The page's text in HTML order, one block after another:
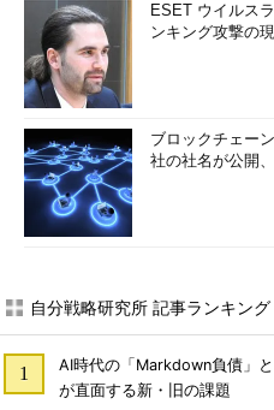
ESET ウイルス
ンキング攻撃の
ブロックチェー
社の社名が公開
自分戦略研究所 記事ランキング
AI時代の「Markdown負債」
が直面する新・旧の課題